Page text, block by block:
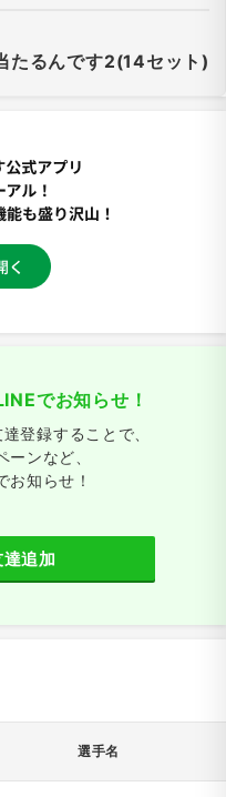
たるんです2(14セット)
でお知らせ！
登録することで、
ンなど、
お知らせ！
追加
選手名